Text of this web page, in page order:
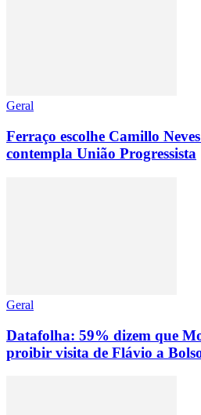
Geral
Ferraço escolhe Camillo
contempla União Progressista
Geral
Datafolha: 59% dizem que
proibir visita de Flávio a